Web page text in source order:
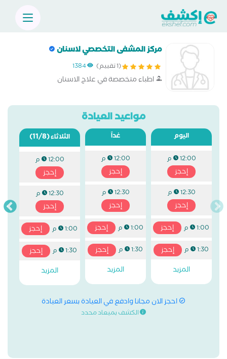
مركز المشفى التخصصي لاسنان
(1 تقييم) 1384
اطباء متخصصة في علاج الاسنان
مواعيد العيادة
اليوم
12:00 م
إحجز
12:30 م
إحجز
1:00 م إحجز
1:30 م
إحجز
المزيد
غداً
12:00 م
إحجز
12:30 م
إحجز
1:00 م إحجز
1:30 م
إحجز
المزيد
الثلاثاء(11/8)
12:00 م
إحجز
12:30 م
إحجز
1:00 م إحجز
1:30 م
إحجز
المزيد
احجز الان مجانا وادفع في العيادة بسعر العيادة
الكشف بميعاد محدد